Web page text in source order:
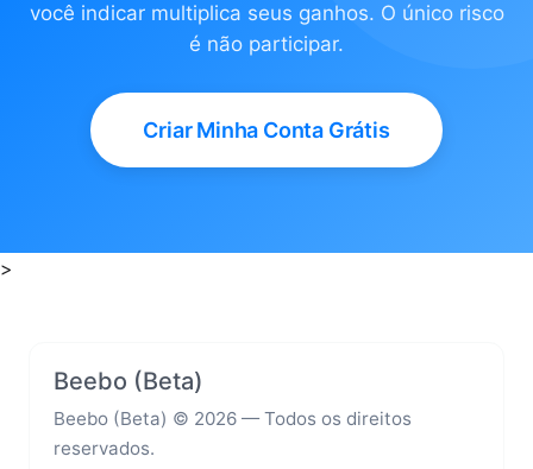
você indicar multiplica seus ganhos. O único risco
é não participar.
Criar Minha Conta Grátis
>
Beebo (Beta)
Beebo (Beta) © 2026 — Todos os direitos
reservados.